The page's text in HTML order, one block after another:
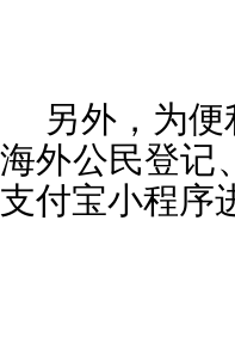
另外，为
海外公民登记
支付宝小程序